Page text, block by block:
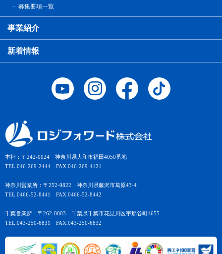
本社：〒242-0024 神奈川県大和市福田4050番地
TEL.046-269-2444 FAX.046-269-4121
神奈川営業所：〒252-0822 神奈川県藤沢市葛原43-4
TEL.0466-52-8441 FAX.0466-52-8442
千葉営業所：〒262-0003 千葉県千葉市花見川区宇那谷町1655
TEL.043-250-6831 FAX.043-250-6832
募集要項一覧
事業紹介
新着情報